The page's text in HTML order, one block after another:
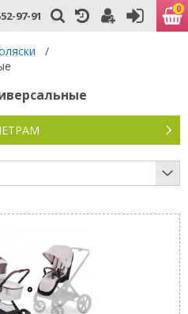
97-91 0
/